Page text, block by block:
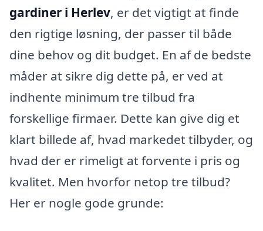
gardiner i Herlev, er det vigtigt at finde
den rigtige løsning, der passer til både
dine behov og dit budget. En af de bedste
måder at sikre dig dette på, er ved at
indhente minimum tre tilbud fra
forskellige firmaer. Dette kan give dig et
klart billede af, hvad markedet tilbyder, og
hvad der er rimeligt at forvente i pris og
kvalitet. Men hvorfor netop tre tilbud?
Her er nogle gode grunde: